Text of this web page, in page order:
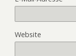
Website